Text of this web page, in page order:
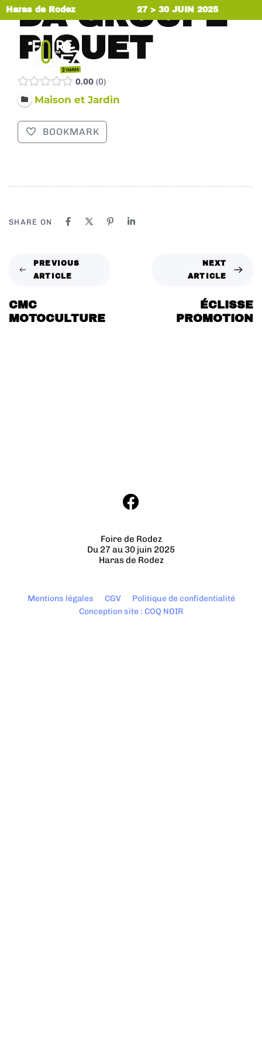
Haras de Rodez 27 > 30 JUIN 2025
DA GROUPE
PIQUET
0.00 0
Maison et Jardin
BOOKMARK
SHARE ON
PREVIOUS
ARTICLE
CMC
MOTOCULTURE
NEXT
ARTICLE
ÉCLISSE
PROMOTION
Foire de Rodez
Du 27 au 30 juin 2025
Haras de Rodez
Mentions légales CGV
Politique de confidentialité
Conception site : COQ NOIR